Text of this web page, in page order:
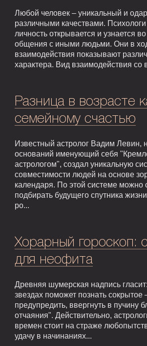
Любой человек – уникальный и
различными качествами. Психологи
личность открывается и узнается
общения с иными людьми. Они в
взаимодействия показывают
характера. Вид взаимодействия со
Разница в возрасте
семейному счастью
Известный астролог Вадим Левин,
оснований именующий себя
астрологом", создал уникальную
совместимости людей на основе
календаря. По этой системе можно
подбирать будущего спутника
ро...
Хорарный гороскоп:
для неофита
Древняя шумерская надпись
звездах поможет познать сокрытое
предупредить, ввергнуть в пучину
отчаяния". Действительно,
времен стоит на страже
удачу в начинаниях...